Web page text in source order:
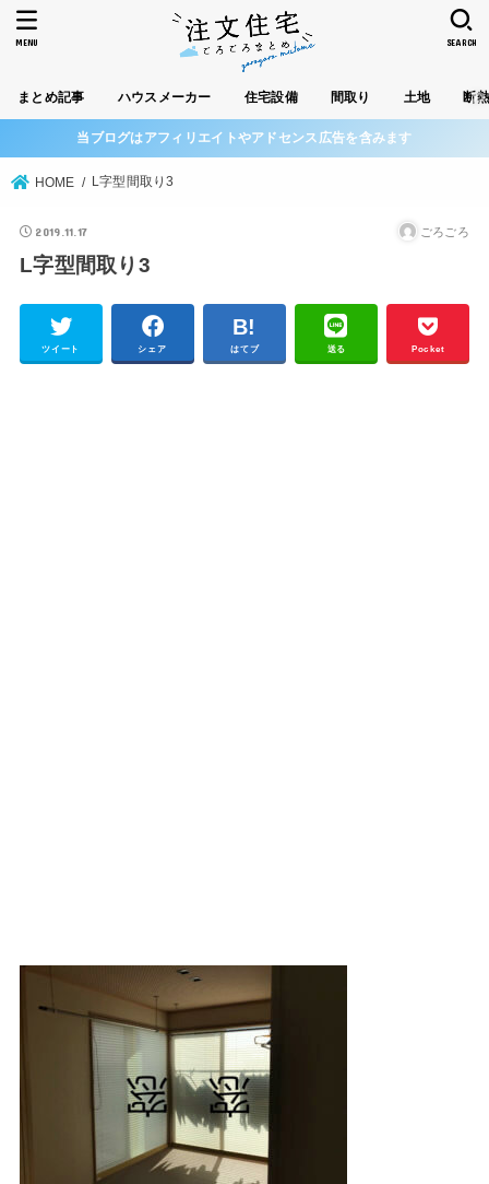
まとめ記事 ハウスメーカー 住宅設備 間取り 土地 断
SEARCH
MENU
当ブログはアフィリエイトやアドセンス広告を含みます
HOME L字型間取り3
2019.11.17 ごろごろ
L字型間取り3
ツイート シェア はてブ 送る Pocket